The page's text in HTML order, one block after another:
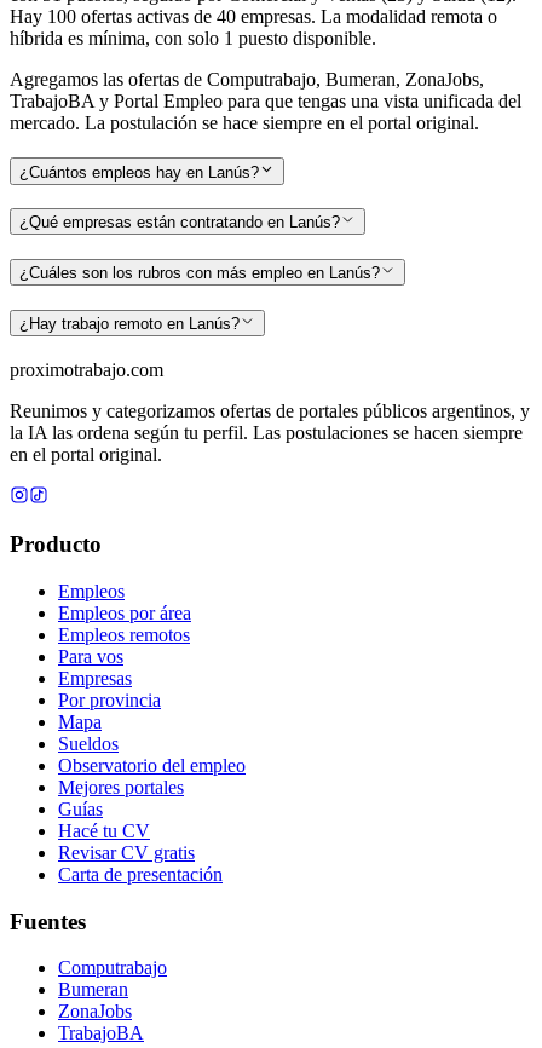
Hay 100 ofertas activas de 40 empresas. La modalidad remota o
híbrida es mínima, con solo 1 puesto disponible.
Agregamos las ofertas de Computrabajo, Bumeran, ZonaJobs,
TrabajoBA y Portal Empleo para que tengas una vista unificada del
mercado. La postulación se hace siempre en el portal original.
¿Cuántos empleos hay en Lanús?
¿Qué empresas están contratando en Lanús?
¿Cuáles son los rubros con más empleo en Lanús?
¿Hay trabajo remoto en Lanús?
proximotrabajo.com
Reunimos y categorizamos ofertas de portales públicos argentinos, y
la IA las ordena según tu perfil. Las postulaciones se hacen siempre
en el portal original.
Producto
Empleos
Empleos por área
Empleos remotos
Para vos
Empresas
Por provincia
Mapa
Sueldos
Observatorio del empleo
Mejores portales
Guías
Hacé tu CV
Revisar CV gratis
Carta de presentación
Fuentes
Computrabajo
Bumeran
ZonaJobs
TrabajoBA